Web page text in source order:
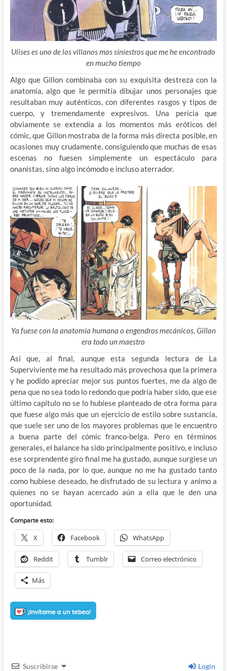
Ulises es uno de los villanos mas siniestros que me he encontrado
en mucho tiempo
Algo que Gillon combinaba con su exquisita destreza con la
anatomía, algo que le permitía dibujar unos personajes que
resultaban muy auténticos, con diferentes rasgos y tipos de
cuerpo, y tremendamente expresivos. Una pericia que
obviamente se extendía a los momentos más eróticos del
cómic, que Gillon mostraba de la forma más directa posible, en
ocasiones muy crudamente, consiguiendo que muchas de esas
escenas no fuesen simplemente un espectáculo para
onanistas, sino algo incómodo e incluso aterrador.
Ya fuese con la anatomía humana o engendros mecánicos, Gillon
era todo un maestro
Así que, al final, aunque esta segunda lectura de La
Superviviente me ha resultado más provechosa que la primera
y he podido apreciar mejor sus puntos fuertes, me da algo de
pena que no sea todo lo redondo que podría haber sido, que ese
último capítulo no se lo hubiese planteado de otra forma para
que fuese algo más que un ejercicio de estilo sobre sustancia,
que suele ser uno de los mayores problemas que le encuentro
a buena parte del cómic franco-belga. Pero en términos
generales, el balance ha sido principalmente positivo, e incluso
ese sorprendente giro final me ha gustado, aunque surgiese un
poco de la nada, por lo que, aunque no me ha gustado tanto
como hubiese deseado, he disfrutado de su lectura y animo a
quienes no se hayan acercado aún a ella que le den una
oportunidad.
Comparte esto:
X Facebook WhatsApp
Reddit Tumblr Correo electrónico
Más
Suscribirse Login